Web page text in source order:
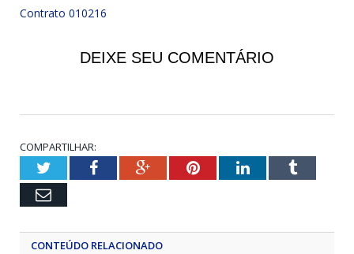
Contrato 010216
DEIXE SEU COMENTÁRIO
COMPARTILHAR:
TwitterFacebookGoogle+PinterestLinkedInTumblr
Email
CONTEÚDO RELACIONADO